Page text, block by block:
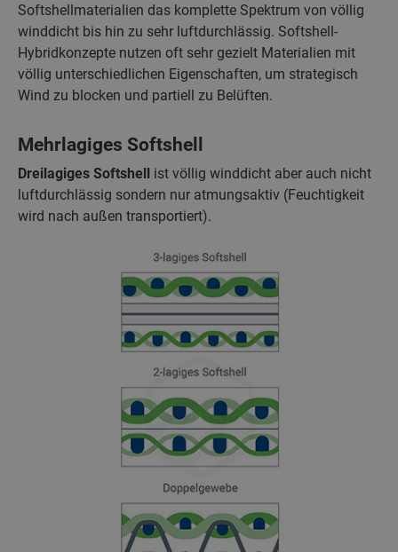
Softshellmaterialien das komplette Spektrum von völlig
winddicht bis hin zu sehr luftdurchlässig. Softshell-
Hybridkonzepte nutzen oft sehr gezielt Materialien mit
völlig unterschiedlichen Eigenschaften, um strategisch
Wind zu blocken und partiell zu Belüften.
Mehrlagiges Softshell
Dreilagiges Softshell ist völlig winddicht aber auch nicht
luftdurchlässig sondern nur atmungsaktiv (Feuchtigkeit
wird nach außen transportiert).